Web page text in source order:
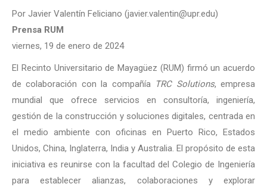
Por Javier Valentín Feliciano (javier.valentin@upr.edu)
Prensa RUM
viernes, 19 de enero de 2024
El Recinto Universitario de Mayagüez (RUM) firmó un acuerdo
de colaboración con la compañía
TRC Solutions, empresa
mundial que ofrece servicios en consultoría, ingeniería,
gestión de la construcción y soluciones digitales, centrada en
el medio ambiente con oficinas en Puerto Rico, Estados
Unidos, China, Inglaterra, India y Australia. El propósito de esta
iniciativa es reunirse con la facultad del Colegio de Ingeniería
para establecer alianzas, colaboraciones y explorar